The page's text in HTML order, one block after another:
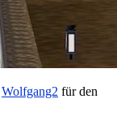
Wolfgang2 für den